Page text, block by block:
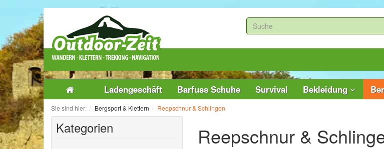
Ladengeschäft Barfuss Schuhe Survival Bekleidung
Sie sind hier: Bergsport & Klettern Reepschnur & Schlingen
Kategorien Reepschnur &